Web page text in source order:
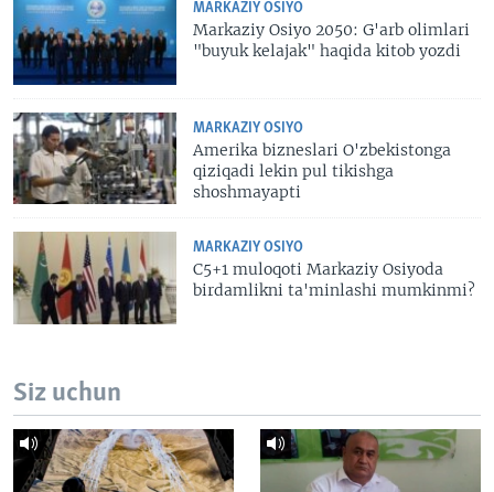
MARKAZIY OSIYO
Markaziy Osiyo 2050: G'arb olimlari
"buyuk kelajak" haqida kitob yozdi
MARKAZIY OSIYO
Amerika bizneslari O'zbekistonga
qiziqadi lekin pul tikishga
shoshmayapti
MARKAZIY OSIYO
C5+1 muloqoti Markaziy Osiyoda
birdamlikni ta'minlashi mumkinmi?
Siz uchun